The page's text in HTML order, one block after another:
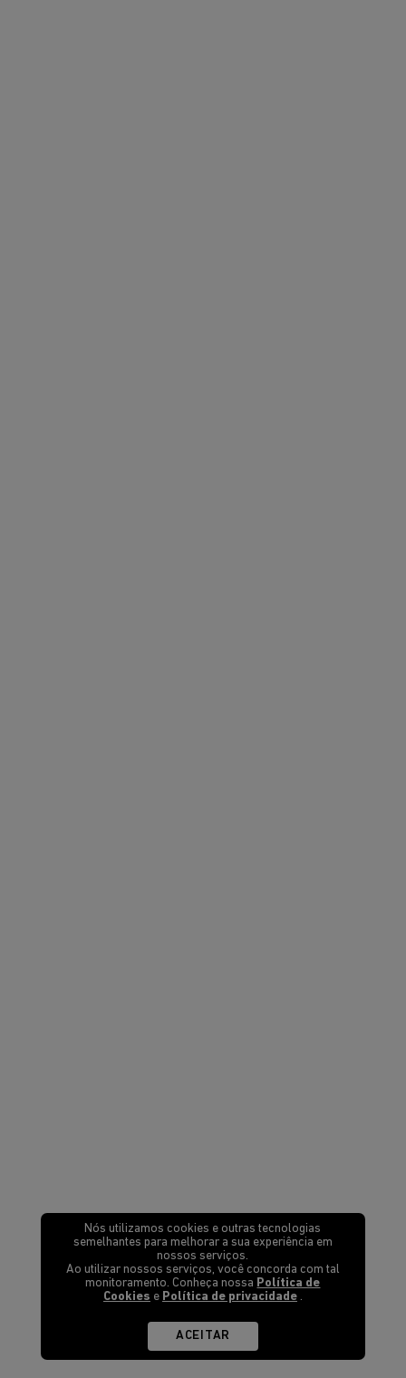
Nós utilizamos cookies e outras tecnologias
semelhantes para melhorar a sua experiência em
nossos serviços.
Ao utilizar nossos serviços, você concorda com tal
monitoramento. Conheça nossa Política de
Cookies e Política de privacidade.
ACEITAR